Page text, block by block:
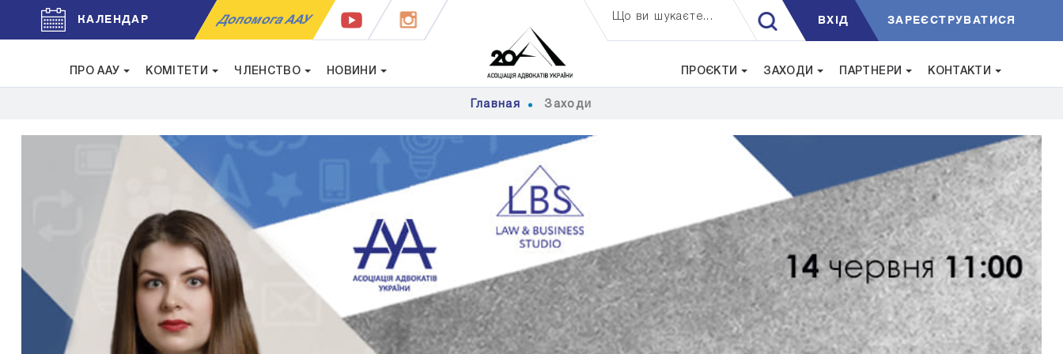
КАЛЕНДАР Допомога ААУ Що ви шукаєте... ВXIД ЗАРЕЄСТРУВАТИСЯ
ПРО ААУ КОМІТЕТИ ЧЛЕНСТВО НОВИНИ ПРОЄКТИ ЗАХОДИ ПАРТНЕРИ КОНТАКТИ
Главная Заходи